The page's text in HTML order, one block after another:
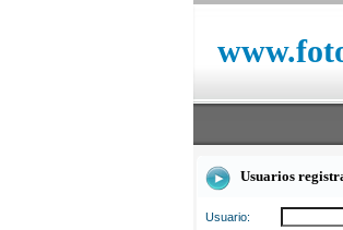
Usuarios
Usuario: